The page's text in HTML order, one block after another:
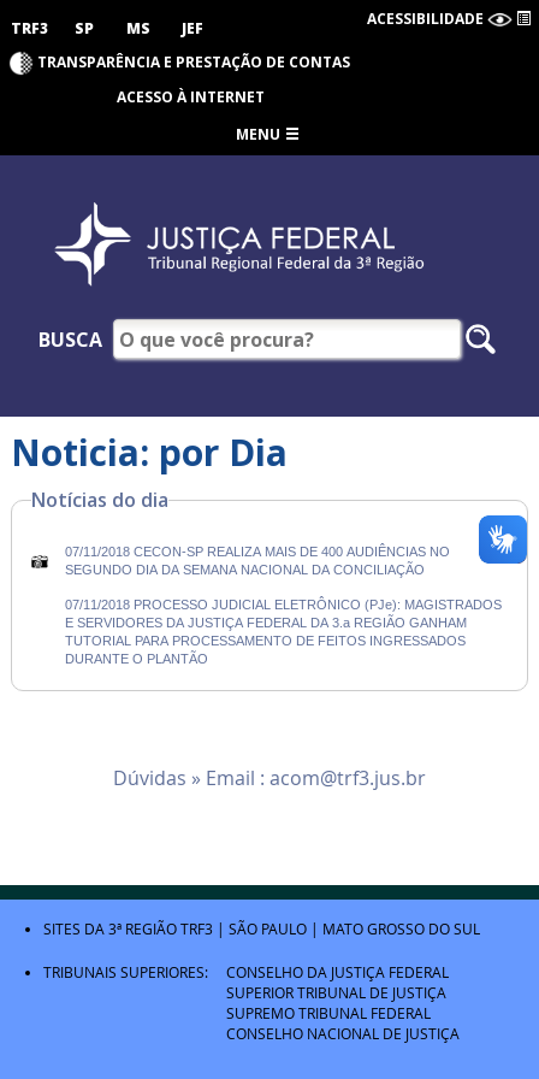
TRF3 SP MS JEF ACESSIBILIDADE
TRANSPARÊNCIA E PRESTAÇÃO DE CONTAS
ACESSO À INTERNET
MENU
BUSCA
Noticia: por Dia
Notícias do dia
07/11/2018 CECON-SP REALIZA MAIS DE 400 AUDIÊNCIAS NO
SEGUNDO DIA DA SEMANA NACIONAL DA CONCILIAÇÃO
07/11/2018 PROCESSO JUDICIAL ELETRÔNICO (PJe): MAGISTRADOS
E SERVIDORES DA JUSTIÇA FEDERAL DA 3.a REGIÃO GANHAM
TUTORIAL PARA PROCESSAMENTO DE FEITOS INGRESSADOS
DURANTE O PLANTÃO
Dúvidas » Email : acom@trf3.jus.br
SITES DA 3ª REGIÃOTRF3 | SÃO PAULO | MATO GROSSO DO SUL
TRIBUNAIS SUPERIORES:
CONSELHO DA JUSTIÇA FEDERAL
SUPERIOR TRIBUNAL DE JUSTIÇA
SUPREMO TRIBUNAL FEDERAL
CONSELHO NACIONAL DE JUSTIÇA